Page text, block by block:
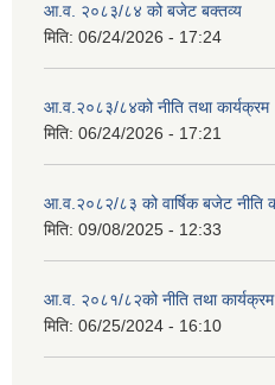
आ.व. २०८३/८४ को बजेट बक्तव्य
मिति: 06/24/2026 - 17:24
आ.व.२०८३/८४को नीति तथा कार्यक्रम
मिति: 06/24/2026 - 17:21
आ.व.२०८२/८३ को वार्षिक बजेट नीति
मिति: 09/08/2025 - 12:33
आ.व. २०८१/८२को नीति तथा कार्यक्रम
मिति: 06/25/2024 - 16:10